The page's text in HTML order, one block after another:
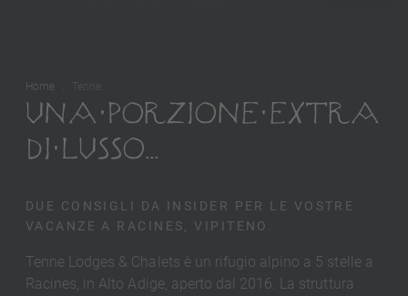
Home Tenne
UNA PORZIONE EXTRA
DI LUSSO...
DUE CONSIGLI DA INSIDER PER LE VOSTRE
VACANZE A RACINES, VIPITENO.
Tenne Lodges & Chalets è un rifugio alpino a 5 stelle a
Racines, in Alto Adige, aperto dal 2016. La struttura